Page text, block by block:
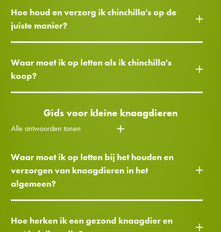
Hoe houd en verzorg ik chinchilla's op de
juiste manier?
Waar moet ik op letten als ik chinchilla's
koop?
Gids voor kleine knaagdieren
Alle antwoorden tonen
Waar moet ik op letten bij het houden en
verzorgen van knaagdieren in het
algemeen?
Hoe herken ik een gezond knaagdier en